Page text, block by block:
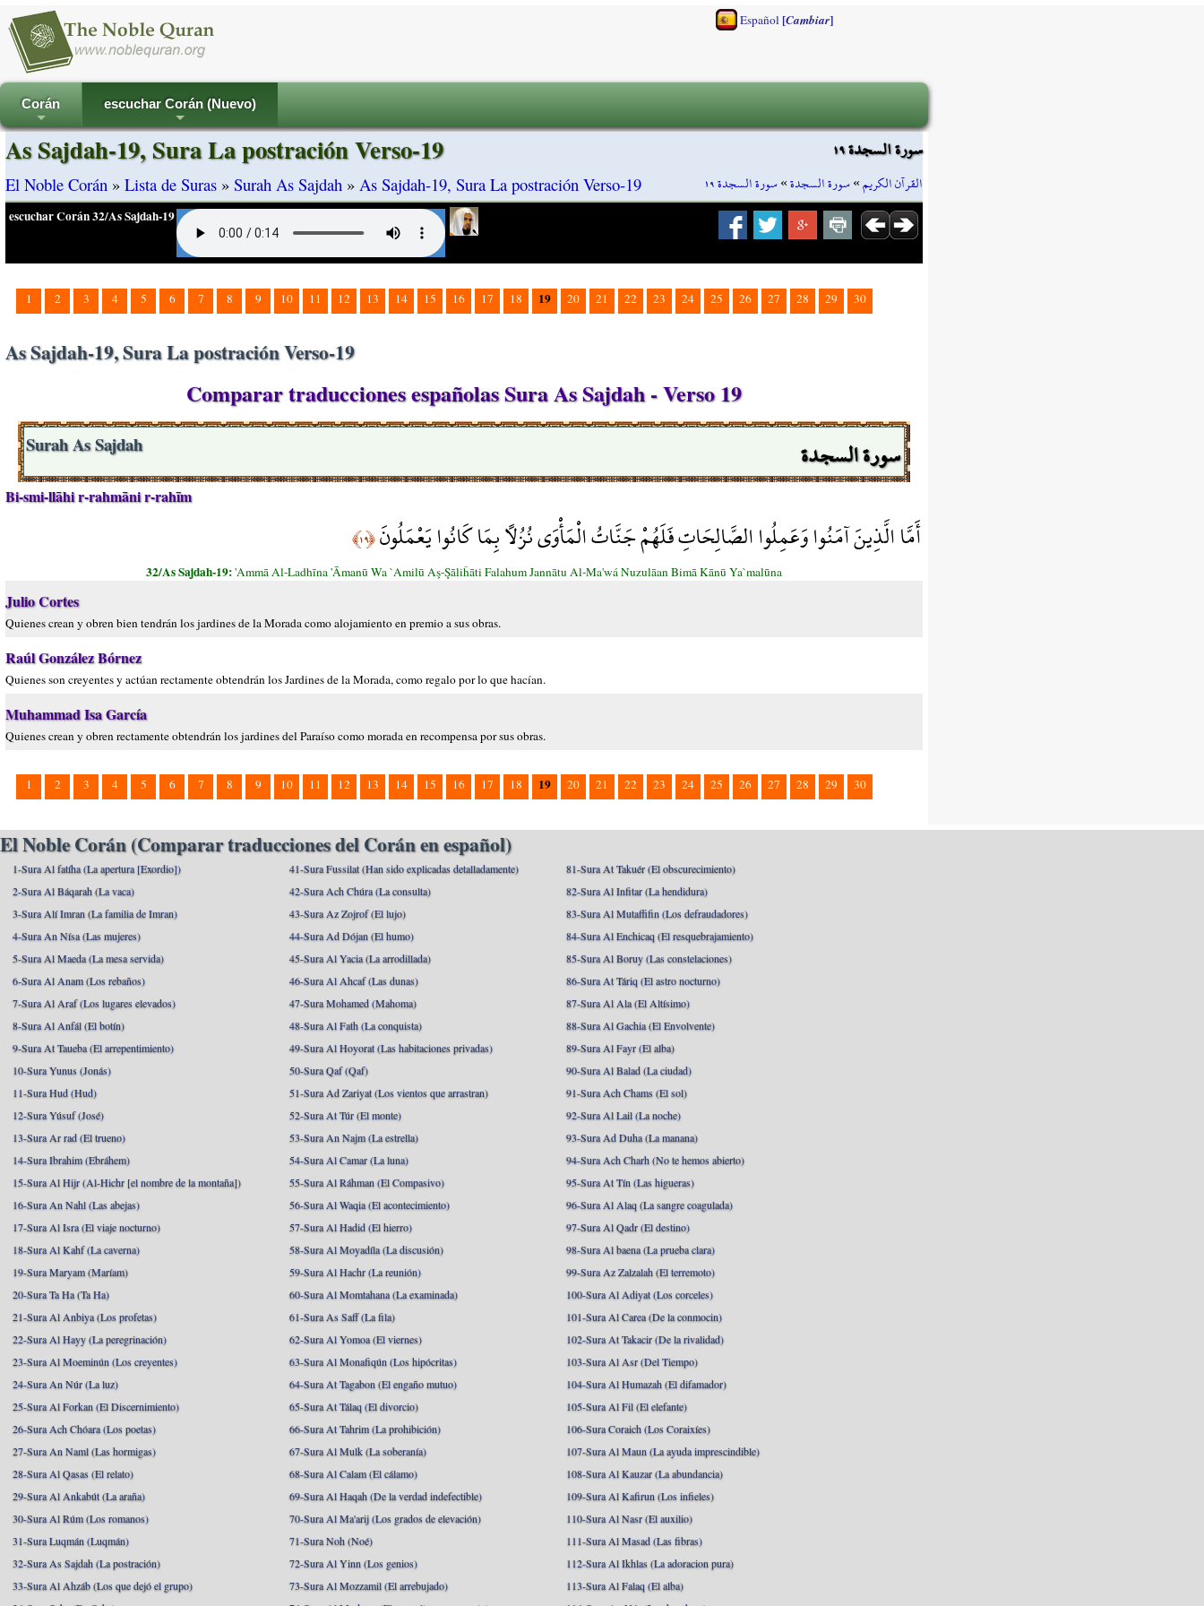
Español [Cambiar]
+
Corán
+
escuchar Corán (Nuevo)
سورة السجدة ١٩
القرآن الكريم»سورة السجدة»سورة السجدة ١٩
As Sajdah-19, Sura La postración Verso-19
El Noble Corán » Lista de Suras » Surah As Sajdah » As Sajdah-19, Sura La postración Verso-19
escuchar Corán 32/As Sajdah-19
1 2 3 4 5 6 7 8 9 10 11 12 13 14 15 16 17 18 19 20 21 22 23 24 25 26 27 28 29 30
As Sajdah-19, Sura La postración Verso-19
Comparar traducciones españolas Sura As Sajdah - Verso 19
سورة السجدة Surah As Sajdah
Bi-smi-llāhi r-rahmāni r-rahīm
أَمَّا الَّذِينَ آمَنُوا وَعَمِلُوا الصَّالِحَاتِ فَلَهُمْ جَنَّاتُ الْمَأْوَى نُزُلًا بِمَا كَانُوا يَعْمَلُونَ﴿١٩﴾
32/As Sajdah-19:'Ammā Al-Ladhīna 'Āmanū Wa `Amilū Aş-Şāliĥāti Falahum Jannātu Al-Ma'wá Nuzulāan Bimā Kānū Ya`malūna
Julio Cortes
Quienes crean y obren bien tendrán los jardines de la Morada como alojamiento en premio a sus obras.
Raúl González Bórnez
Quienes son creyentes y actúan rectamente obtendrán los Jardines de la Morada, como regalo por lo que hacían.
Muhammad Isa García
Quienes crean y obren rectamente obtendrán los jardines del Paraíso como morada en recompensa por sus obras.
1 2 3 4 5 6 7 8 9 10 11 12 13 14 15 16 17 18 19 20 21 22 23 24 25 26 27 28 29 30
El Noble Corán (Comparar traducciones del Corán en español)
1-Sura Al fatíha (La apertura [Exordio])
2-Sura Al Báqarah (La vaca)
3-Sura Alí Imran (La familia de Imran)
4-Sura An Nísa (Las mujeres)
5-Sura Al Maeda (La mesa servida)
6-Sura Al Anam (Los rebaños)
7-Sura Al Araf (Los lugares elevados)
8-Sura Al Anfál (El botín)
9-Sura At Taueba (El arrepentimiento)
10-Sura Yunus (Jonás)
11-Sura Hud (Hud)
12-Sura Yúsuf (José)
13-Sura Ar rad (El trueno)
14-Sura Ibrahim (Ebráhem)
15-Sura Al Hijr (Al-Hichr [el nombre de la montaña])
16-Sura An Nahl (Las abejas)
17-Sura Al Isra (El viaje nocturno)
18-Sura Al Kahf (La caverna)
19-Sura Maryam (Maríam)
20-Sura Ta Ha (Ta Ha)
21-Sura Al Anbiya (Los profetas)
22-Sura Al Hayy (La peregrinación)
23-Sura Al Moeminún (Los creyentes)
24-Sura An Núr (La luz)
25-Sura Al Forkan (El Discernimiento)
26-Sura Ach Chóara (Los poetas)
27-Sura An Naml (Las hormigas)
28-Sura Al Qasas (El relato)
29-Sura Al Ankabút (La araña)
30-Sura Al Rúm (Los romanos)
31-Sura Luqmán (Luqmán)
32-Sura As Sajdah (La postración)
33-Sura Al Ahzáb (Los que dejó el grupo)
41-Sura Fussilat (Han sido explicadas detalladamente)
42-Sura Ach Chúra (La consulta)
43-Sura Az Zojrof (El lujo)
44-Sura Ad Dójan (El humo)
45-Sura Al Yacia (La arrodillada)
46-Sura Al Ahcaf (Las dunas)
47-Sura Mohamed (Mahoma)
48-Sura Al Fath (La conquista)
49-Sura Al Hoyorat (Las habitaciones privadas)
50-Sura Qaf (Qaf)
51-Sura Ad Zariyat (Los vientos que arrastran)
52-Sura At Túr (El monte)
53-Sura An Najm (La estrella)
54-Sura Al Camar (La luna)
55-Sura Al Ráhman (El Compasivo)
56-Sura Al Waqia (El acontecimiento)
57-Sura Al Hadid (El hierro)
58-Sura Al Moyadíla (La discusión)
59-Sura Al Hachr (La reunión)
60-Sura Al Momtahana (La examinada)
61-Sura As Saff (La fila)
62-Sura Al Yomoa (El viernes)
63-Sura Al Monafiqún (Los hipócritas)
64-Sura At Tagabon (El engaño mutuo)
65-Sura At Tálaq (El divorcio)
66-Sura At Tahrim (La prohibición)
67-Sura Al Mulk (La soberanía)
68-Sura Al Calam (El cálamo)
69-Sura Al Haqah (De la verdad indefectible)
70-Sura Al Ma'arij (Los grados de elevación)
71-Sura Noh (Noé)
72-Sura Al Yinn (Los genios)
73-Sura Al Mozzamil (El arrebujado)
81-Sura At Takuér (El obscurecimiento)
82-Sura Al Infitar (La hendidura)
83-Sura Al Mutaffifin (Los defraudadores)
84-Sura Al Enchicaq (El resquebrajamiento)
85-Sura Al Boruy (Las constelaciones)
86-Sura At Táriq (El astro nocturno)
87-Sura Al Ala (El Altísimo)
88-Sura Al Gachia (El Envolvente)
89-Sura Al Fayr (El alba)
90-Sura Al Balad (La ciudad)
91-Sura Ach Chams (El sol)
92-Sura Al Lail (La noche)
93-Sura Ad Duha (La manana)
94-Sura Ach Charh (No te hemos abierto)
95-Sura At Tín (Las higueras)
96-Sura Al Alaq (La sangre coagulada)
97-Sura Al Qadr (El destino)
98-Sura Al baena (La prueba clara)
99-Sura Az Zalzalah (El terremoto)
100-Sura Al Adiyat (Los corceles)
101-Sura Al Carea (De la conmocin)
102-Sura At Takacir (De la rivalidad)
103-Sura Al Asr (Del Tiempo)
104-Sura Al Humazah (El difamador)
105-Sura Al Fil (El elefante)
106-Sura Coraich (Los Coraixíes)
107-Sura Al Maun (La ayuda imprescindible)
108-Sura Al Kauzar (La abundancia)
109-Sura Al Kafirun (Los infieles)
110-Sura Al Nasr (El auxilio)
111-Sura Al Masad (Las fibras)
112-Sura Al Ikhlas (La adoracion pura)
113-Sura Al Falaq (El alba)